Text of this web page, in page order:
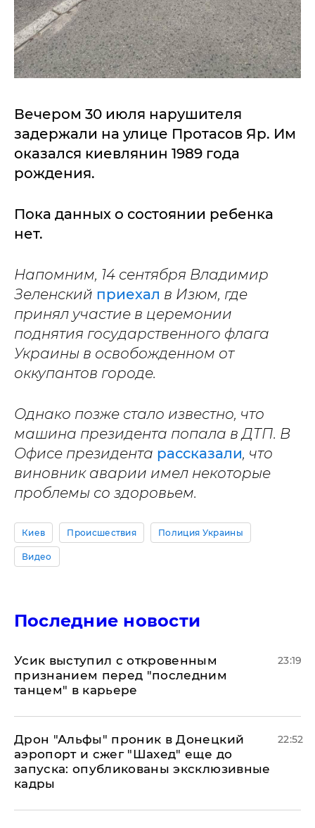
Вечером 30 июля нарушителя
задержали на улице Протасов Яр. Им
оказался киевлянин 1989 года
рождения.
Пока данных о состоянии ребенка
нет.
Напомним, 14 сентября Владимир
Зеленский приехал в Изюм, где
принял участие в церемонии
поднятия государственного флага
Украины в освобожденном от
оккупантов городе.
Однако позже стало известно, что
машина президента попала в ДТП. В
Офисе президента рассказали, что
виновник аварии имел некоторые
проблемы со здоровьем.
Киев Происшествия Полиция Украины
Видео
Последние новости
Усик выступил с откровенным
признанием перед "последним
танцем" в карьере
23:19
Дрон "Альфы" проник в Донецкий
аэропорт и сжег "Шахед" еще до
запуска: опубликованы эксклюзивные
кадры
22:52